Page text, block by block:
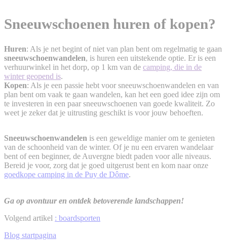
Sneeuwschoenen huren of kopen?
Huren: Als je net begint of niet van plan bent om regelmatig te gaan
sneeuwschoenwandelen, is huren een uitstekende optie. Er is een
verhuurwinkel in het dorp, op 1 km van de camping, die in de
winter geopend is.
Kopen: Als je een passie hebt voor sneeuwschoenwandelen en van
plan bent om vaak te gaan wandelen, kan het een goed idee zijn om
te investeren in een paar sneeuwschoenen van goede kwaliteit. Zo
weet je zeker dat je uitrusting geschikt is voor jouw behoeften.
Sneeuwschoenwandelen is een geweldige manier om te genieten
van de schoonheid van de winter. Of je nu een ervaren wandelaar
bent of een beginner, de Auvergne biedt paden voor alle niveaus.
Bereid je voor, zorg dat je goed uitgerust bent en kom naar onze
goedkope camping in de Puy de Dôme.
Ga op avontuur en ontdek betoverende landschappen!
Volgend artikel : boardsporten
Blog startpagina